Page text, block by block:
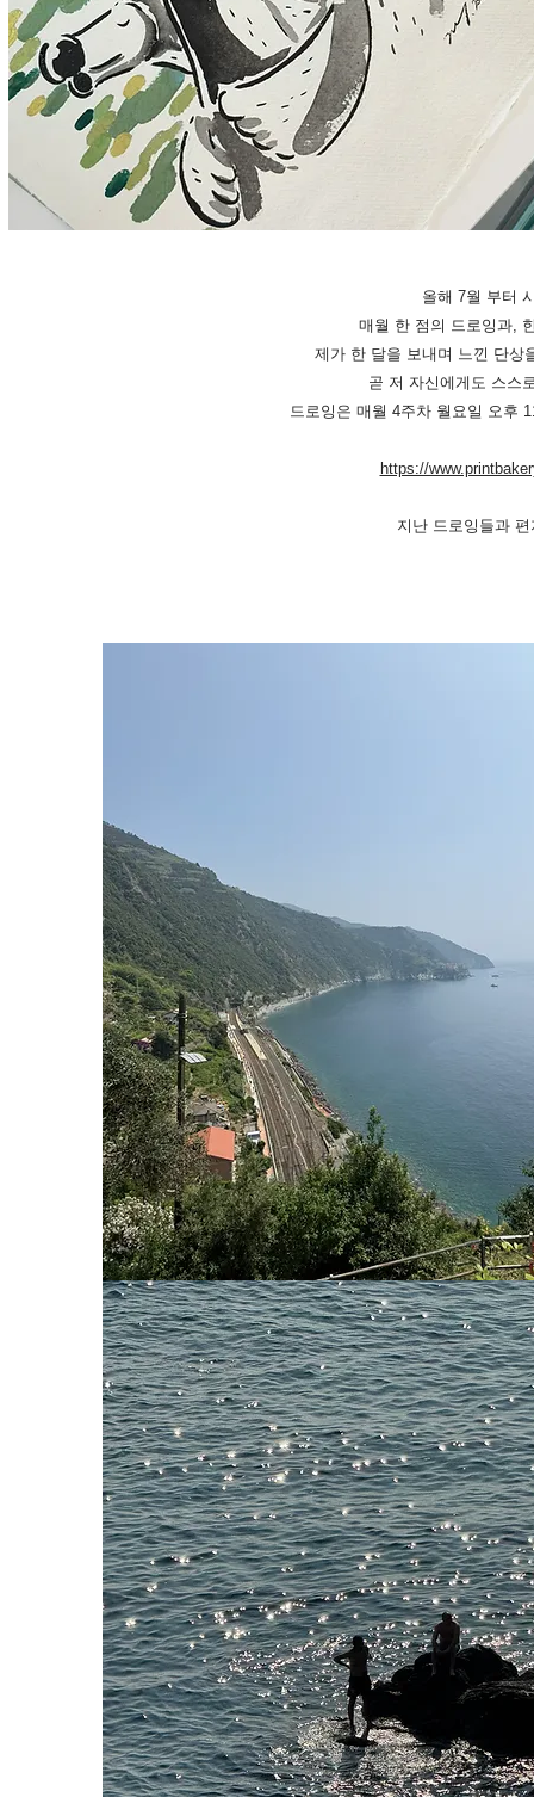
올해 7월 부터
매월 한 점의 드로잉과,
제가 한 달을 보내며 느낀 단상
곧 저 자신에게도 스스
드로잉은 매월 4주차 월요일 오후
https://
지난 드로잉들과